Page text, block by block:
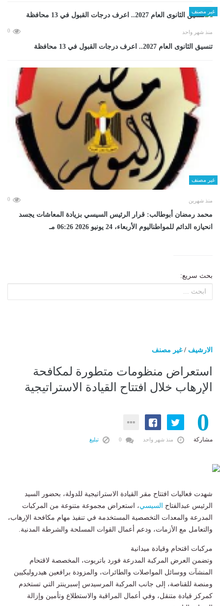
غير مصنف
منذ شهر واحد 0
تنسيق الثانوى العام 2027.. اعرف درجات القبول في 13 محافظة
غير مصنف
منذ شهرين 0
محمد رمضان أبوطالب: قرار الرئيس السيسي بزيادة المعاشات يجسد
انحيازه الدائم للمواطناليوم الأربعاء، 24 يونيو 2026 06:26 مـ
بحث سريع:
الارشيف /غير مصنف
استعراض منظومات متطورة لمكافحة
الإرهاب خلال افتتاح القيادة الاستراتيجية
0
مشاركة منذ شهر واحد تبليغ
شهدت فعاليات افتتاح مقر القيادة الاستراتيجية للدولة، بحضور السيد
الرئيس عبدالفتاح السيسي، استعراض مجموعة متنوعة من المركبات
المدرعة والمعدات التخصصية المستخدمة في تنفيذ مهام مكافحة الإرهاب،
والتعامل مع الأزمات، ودعم أعمال القوات المسلحة والشرطة المدنية.
مركبات اقتحام وقيادة ميدانية
وتضمن العرض المركبة المدرعة فورد باتريوت، المخصصة لاقتحام
المنشآت ووسائل المواصلات والطائرات، والمزودة برافعين هيدروليكيين
ومنصة للقناصة، إلى جانب المركبة المرسيدس إسبرينتر التي تستخدم
كمركز قيادة متنقل، وفي أعمال المراقبة والاستطلاع وتأمين وإزالة